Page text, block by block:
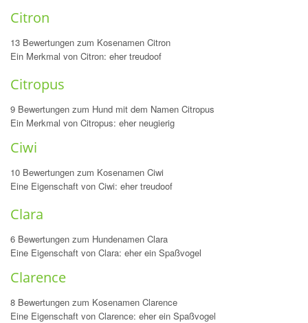
Citron
13 Bewertungen zum Kosenamen Citron
Ein Merkmal von Citron: eher treudoof
Citropus
9 Bewertungen zum Hund mit dem Namen Citropus
Ein Merkmal von Citropus: eher neugierig
Ciwi
10 Bewertungen zum Kosenamen Ciwi
Eine Eigenschaft von Ciwi: eher treudoof
Clara
6 Bewertungen zum Hundenamen Clara
Eine Eigenschaft von Clara: eher ein Spaßvogel
Clarence
8 Bewertungen zum Kosenamen Clarence
Eine Eigenschaft von Clarence: eher ein Spaßvogel